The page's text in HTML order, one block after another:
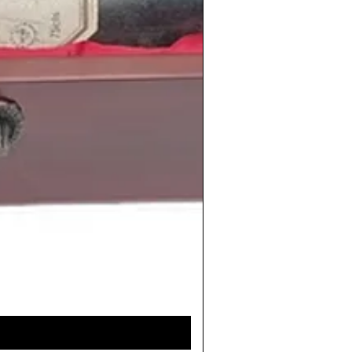
Miguel Rios,La casa del
No me vuelvo a enamorar
de Leño.
del cantante españolDavid
Manzanares
la cantante española
de los
blog